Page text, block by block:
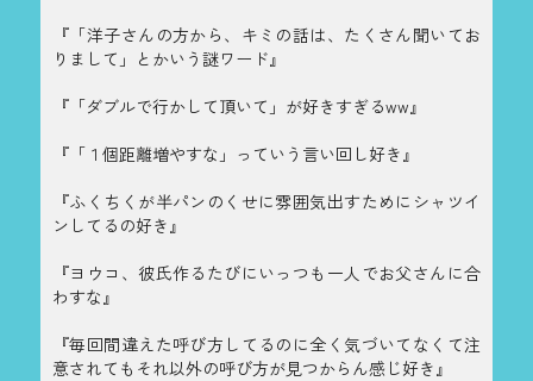
『「洋子さんの方から、キミの話は、たくさん聞いてお
りまして」とかいう謎ワード』
『「ダブルで行かして頂いて」が好きすぎるww』
『「１個距離増やすな」っていう言い回し好き』
『ふくちくが半パンのくせに雰囲気出すためにシャツイ
ンしてるの好き』
『ヨウコ、彼氏作るたびにいっつも一人でお父さんに合
わすな』
『毎回間違えた呼び方してるのに全く気づいてなくて注
意されてもそれ以外の呼び方が見つからん感じ好き』